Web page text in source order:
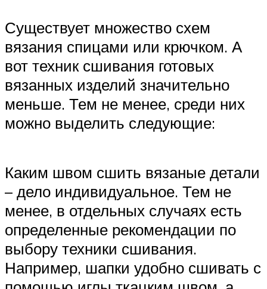
Существует множество схем
вязания спицами или крючком. А
вот техник сшивания готовых
вязанных изделий значительно
меньше. Тем не менее, среди них
можно выделить следующие:
Каким швом сшить вязаные детали
– дело индивидуальное. Тем не
менее, в отдельных случаях есть
определенные рекомендации по
выбору техники сшивания.
Например, шапки удобно сшивать с